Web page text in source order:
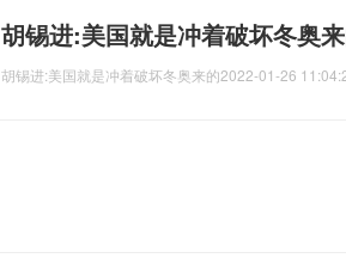
胡锡进:美国就是冲着破坏冬奥
胡锡进:美国就是冲着破坏冬奥来的2022-01-26